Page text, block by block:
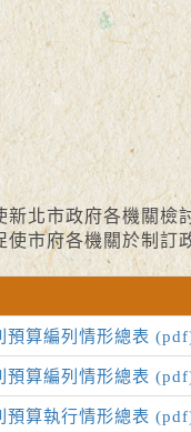
市政府各機關檢討
市府各機關於制訂
預算編列情形總表
預算編列情形總表
預算執行情形總表